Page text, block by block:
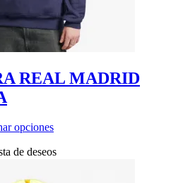
REAL MADRID
opcionesEste
tiene
de deseos